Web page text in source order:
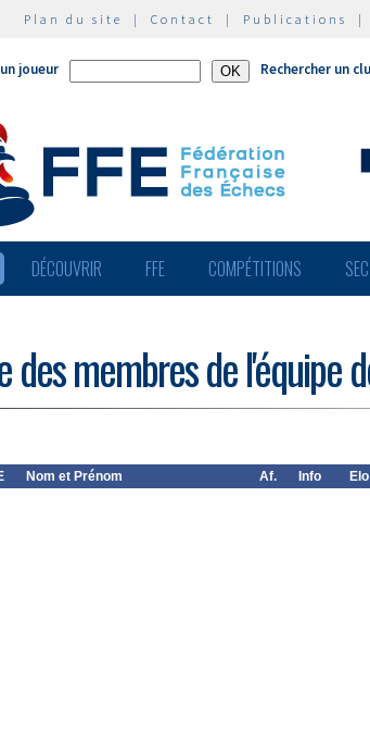
Plan du site | Contact | Publications |
joueur Rechercher un
DÉCOUVRIR FFE COMPÉTITIONS
des membres de l'équipe
Nom et Prénom Af. Info Elo